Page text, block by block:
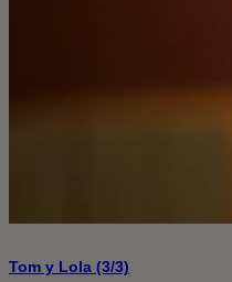
Tom y Lola (3/3)